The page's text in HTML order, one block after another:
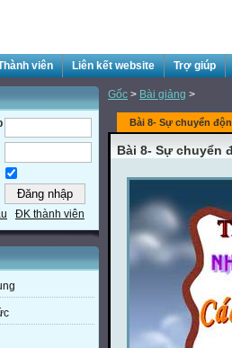
viên Liên kết website Trợ giúp
ĐK thành viên
Gốc > Bài giảng >
Bài 8- Sự chuyển
Bài 8- Sự chuyển